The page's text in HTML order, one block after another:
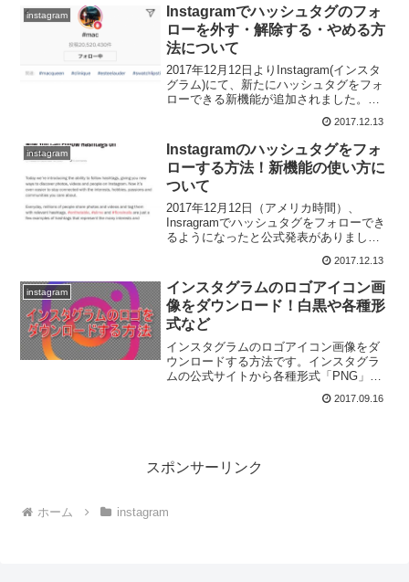
くぞくと動画がアップロードされていま
すが、この...
instagram
Instagramでハッシュタグのフォ
ローを外す・解除する・やめる方
法について
2017年12月12日よりInstagram(インスタ
グラム)にて、新たにハッシュタグをフォ
ローできる新機能が追加されました。
Instagramでハッシュタグのフォローを外
す、解除する、フォローをやめる方法で
す。
2017.12.13
instagram
Instagramのハッシュタグをフォ
ローする方法！新機能の使い方に
ついて
2017年12月12日（アメリカ時間）、
Insragramでハッシュタグをフォローでき
るようになったと公式発表がありまし
2017.12.13
instagram
インスタグラムのロゴアイコン画
像をダウンロード！白黒や各種形
式など
インスタグラムのロゴアイコン画像をダ
ウンロードする方法です。インスタグラ
ムの公式サイトから各種形式「PNG」
コン画像を入手することが出来ます。
2017.09.16
スポンサーリンク
ホーム instagram